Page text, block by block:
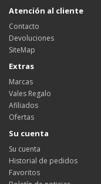
Atención al cliente
Contacto
Devoluciones
SiteMap
Extras
Marcas
Vales Regalo
Afiliados
Ofertas
Su cuenta
Su cuenta
Historial de pedidos
Favoritos